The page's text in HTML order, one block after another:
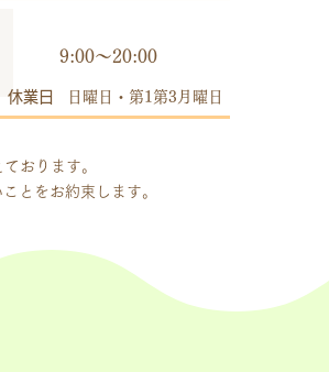
9:00～20:00
休業日 日曜日・第1第3月曜日
おります。
とをお約束します。